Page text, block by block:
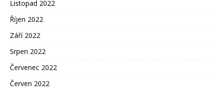
Listopad 2022
Říjen 2022
Září 2022
Srpen 2022
Červenec 2022
Červen 2022